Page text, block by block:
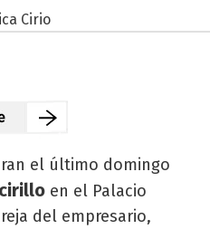
el último domingo
en el Palacio
del empresario,